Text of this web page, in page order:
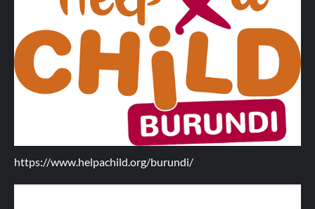
https://www.helpachild.org/burundi/